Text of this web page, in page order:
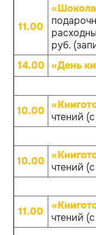
11.00
руб.
14.00 «День
10.00 чтений
10.00 чтений
11.00
чтений